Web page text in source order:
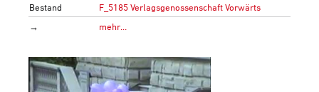
Bestand
F_5185 Verlagsgenossenschaft Vorwärts
→
mehr…